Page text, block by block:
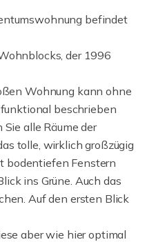
befindet
der 1996
Wohnung kann ohne
beschrieben
Sie alle Räume der
tolle, wirklich großzügig
bodentiefen Fenstern
ins Grüne. Auch das
Auf den ersten Blick
aber wie hier optimal